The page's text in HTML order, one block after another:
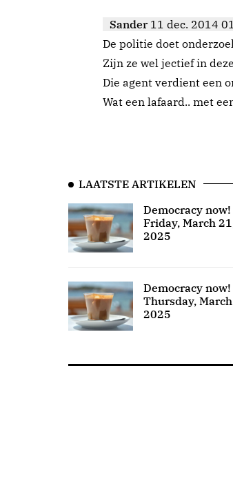
Sander 11 dec. 2014
De politie doet
Zijn ze wel jectief in
Die agent verdient een
Wat een lafaard.. met
LAATSTE ARTIKELEN
Democracy now!
Friday, March
2025
Democracy now!
Thursday,
2025